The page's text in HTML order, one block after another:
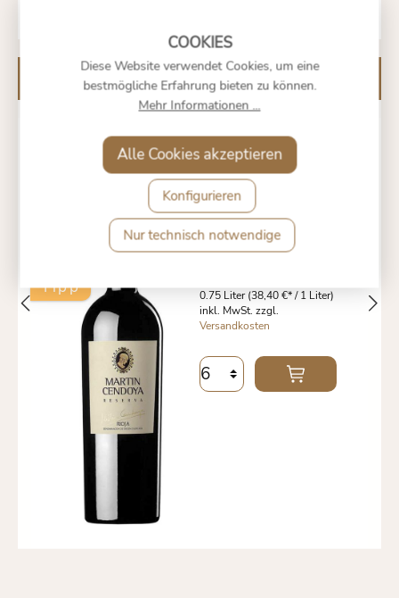
Kunden kauften auch
RIOJA RESERVA DO 2017
"MARTIN CENDOYA"
Tipp 0.75 Liter(38,40 €* / 1 Liter)
inkl. MwSt. zzgl.
Versandkosten
80 €
Diese Website verwendet Cookies, um eine
bestmögliche Erfahrung bieten zu können.
Mehr Informationen ...
Nur technisch notwendige
Konfigurieren
Alle Cookies akzeptieren